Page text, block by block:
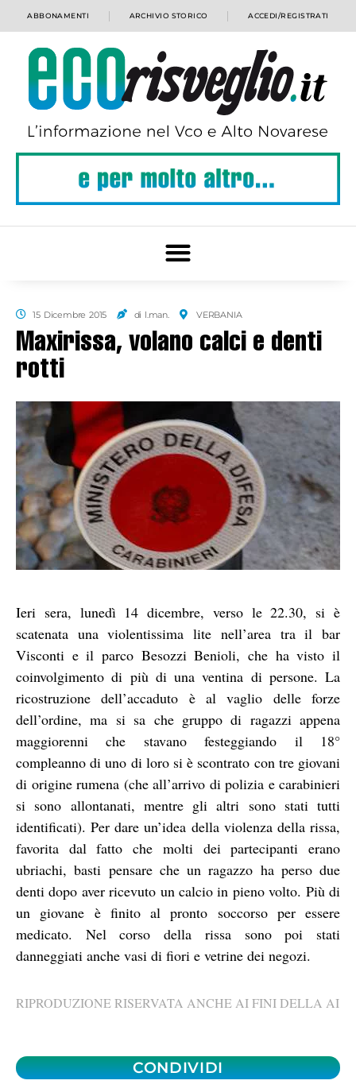
ABBONAMENTI ARCHIVIO STORICO ACCEDI/REGISTRATI
15 Dicembre 2015 di l.man. VERBANIA
Maxirissa, volano calci e denti
rotti
Ieri sera, lunedì 14 dicembre, verso le 22.30, si è
scatenata una violentissima lite nell’area tra il bar
Visconti e il parco Besozzi Benioli, che ha visto il
coinvolgimento di più di una ventina di persone. La
ricostruzione dell’accaduto è al vaglio delle forze
dell’ordine, ma si sa che gruppo di ragazzi appena
maggiorenni che stavano festeggiando il 18°
compleanno di uno di loro si è scontrato con tre giovani
di origine rumena (che all’arrivo di polizia e carabinieri
si sono allontanati, mentre gli altri sono stati tutti
identificati). Per dare un’idea della violenza della rissa,
favorita dal fatto che molti dei partecipanti erano
ubriachi, basti pensare che un ragazzo ha perso due
denti dopo aver ricevuto un calcio in pieno volto. Più di
un giovane è finito al pronto soccorso per essere
medicato. Nel corso della rissa sono poi stati
danneggiati anche vasi di fiori e vetrine dei negozi.
RIPRODUZIONE RISERVATA ANCHE AI FINI DELLA AI
CONDIVIDI